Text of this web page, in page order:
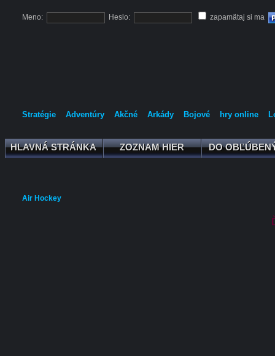
Meno: Heslo: zapamätaj si ma
Stratégie Adventúry Akčné Arkády Bojové hry online
HLAVNÁ STRÁNKA
HLAVNÁ STRÁNKA ZOZNAM HIER
ZOZNAM HIER DO
DO
Air Hockey